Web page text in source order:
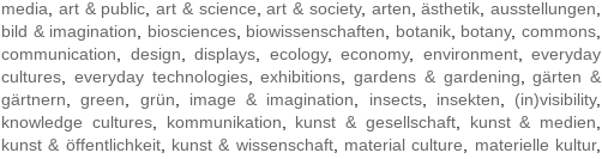
media
art & public art & science ,art & society, arten ,ästhetik ausstellungen
bild & imagination
biosciences, biowissenschaften botanik, botany,commons
communication
design displays ecology, economy, environment, everyday
cultures
everyday technologies,exhibitions gardens & gardening ,gärten &
gärtnern ,green grün image & imagination insects, insekten (in)visibility,
knowledge cultures, kommunikation kunst & gesellschaft, kunst & medien
kunst & öffentlichkeit, kunst & wissenschaft, material culture materielle kultur,